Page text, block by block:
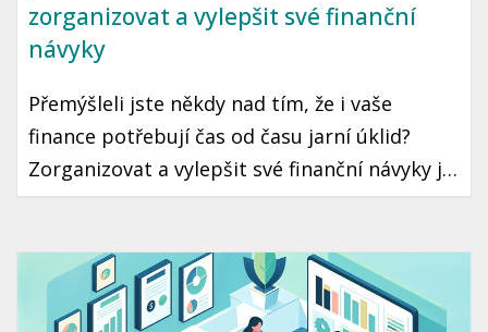
zorganizovat a vylepšit své finanční
návyky
Přemýšleli jste někdy nad tím, že i vaše
finance potřebují čas od času jarní úklid?
Zorganizovat a vylepšit své finanční návyky je
krok, který může vést k lepší finanční
jednoduše a prakticky.